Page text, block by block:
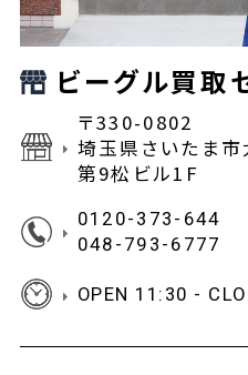
ビーグル買取
〒330-0802
埼玉県さいたま
第9松ビル1F
0120-373-644
048-793-6777
OPEN 11:30 -